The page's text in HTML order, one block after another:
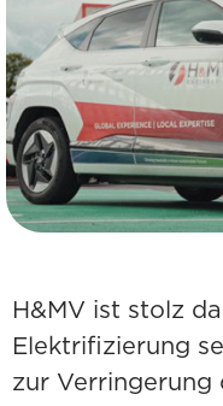
H&MV ist stolz
Elektrifizierung
zur Verringerung